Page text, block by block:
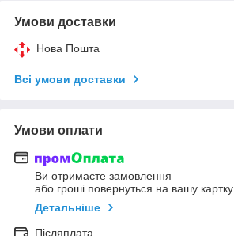
Умови доставки
Нова Пошта
Всі умови доставки
Умови оплати
Ви отримаєте замовлення
або гроші повернуться на вашу картку
Детальніше
Післяплата